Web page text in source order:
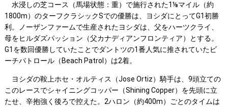
水浸しの芝コース（馬場状態：重）で施行された1⅛マイル（約
1800m）のターフクラシックSでの優勝は、ヨシダにとってG1初勝
利。ノーザンファームで生産されたヨシダは、父をハーツクライ、
母をヒルダズパッション（父カナディアンフロンティア）とする。
G1を数回優勝していたことでダントツの1番人気に推されていたビ
ーチパトロール（Beach Patrol）は2着。
ヨシダの鞍上ホセ・オルティス（Jose Ortiz）騎手は、9頭立ての
このレースでシャイニングコッパー（Shining Copper）を先頭に立
たせ、辛抱強く後ろで控えた。2ハロン（約400m）ごとのタイムは